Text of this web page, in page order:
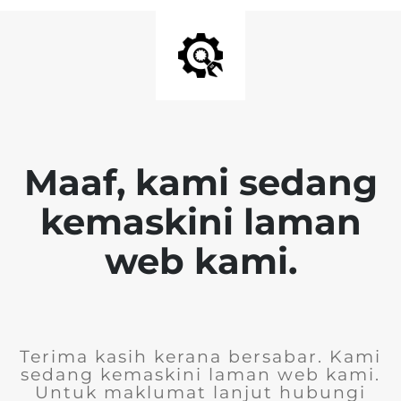
Maaf, kami sedang
kemaskini laman
web kami.
Terima kasih kerana bersabar. Kami
sedang kemaskini laman web kami.
Untuk maklumat lanjut hubungi